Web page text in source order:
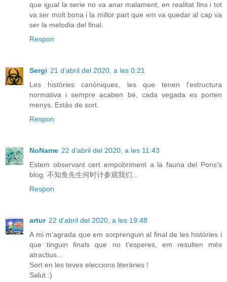
que igual la serie no va anar malament, en realitat fins i tot
va ser molt bona i la millor part que em va quedar al cap va
ser la melodia del final.
Respon
Sergi 21 d’abril del 2020, a les 0:21
Les històries canòniques, les que tenen l'estructura
normativa i sempre acaben bé, cada vegada es porten
menys. Estàs de sort.
Respon
NoName 22 d’abril del 2020, a les 11:43
Estem observant cert empobriment a la fauna del Pons's
blog. 不知鱼先生何时计参观我们...
Respon
artur 22 d’abril del 2020, a les 19:48
A mi m'agrada que em sorprenguin al final de les històries i
que tinguin finals que no t'esperes, em resulten més
atractius...
Sort en les teves eleccions literàries !
Salut :)